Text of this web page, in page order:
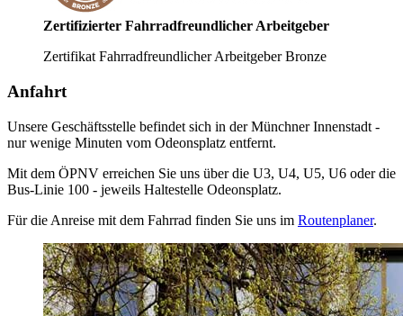
Zertifizierter Fahrradfreundlicher Arbeitgeber
Zertifikat Fahrradfreundlicher Arbeitgeber Bronze
Anfahrt
Unsere Geschäftsstelle befindet sich in der Münchner Innenstadt -
nur wenige Minuten vom Odeonsplatz entfernt.
Mit dem ÖPNV erreichen Sie uns über die U3, U4, U5, U6 oder die
Bus-Linie 100 - jeweils Haltestelle Odeonsplatz.
Für die Anreise mit dem Fahrrad finden Sie uns im Routenplaner.